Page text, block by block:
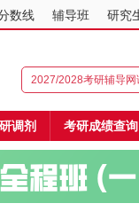
数线 辅导班 研究
2027/2028考研辅导网
调剂 考研成绩查询